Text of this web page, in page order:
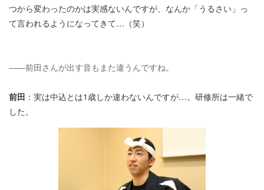
つから変わったのかは実感ないんですが、なんか「うるさい」っ
て言われるようになってきて…（笑）
――前田さんが出す音もまた違うんですね。
前田 ：実は中込とは1歳しか違わないんですが…。研修所は一緒で
した。